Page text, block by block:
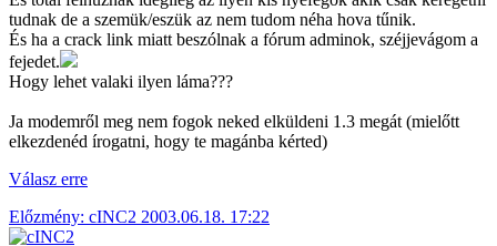
tudnak de a szemük/eszük az nem tudom néha hova tűnik.
És ha a crack link miatt beszólnak a fórum adminok, széjjevágom a
fejedet.
Hogy lehet valaki ilyen láma???
Ja modemről meg nem fogok neked elküldeni 1.3 megát (mielőtt
elkezdenéd írogatni, hogy te magánba kérted)
Válasz erre
Előzmény: cINC2 2003.06.18. 17:22